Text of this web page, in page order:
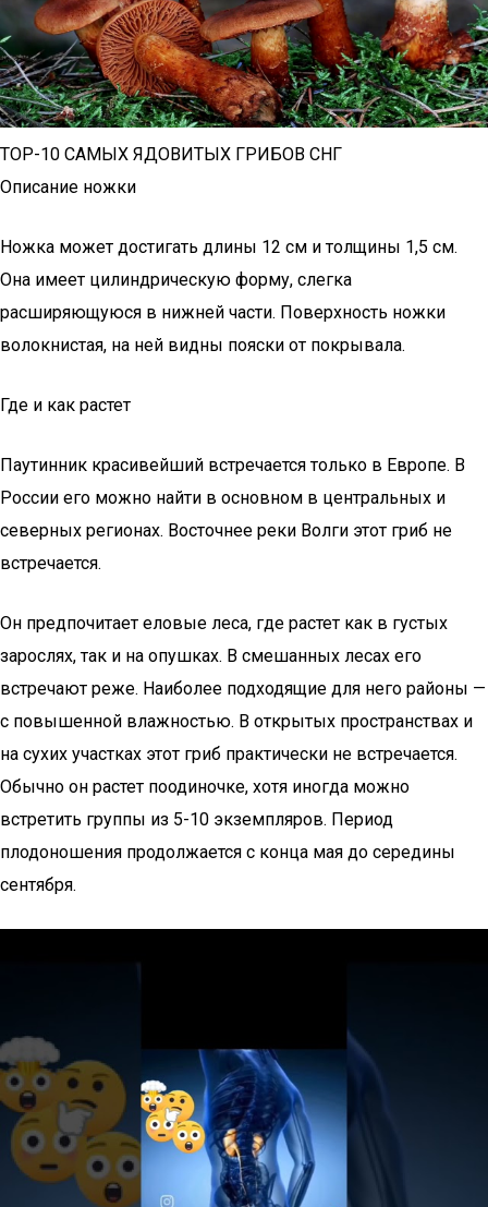
TOP-10 САМЫХ ЯДОВИТЫХ ГРИБОВ СНГ
Описание ножки
Ножка может достигать длины 12 см и толщины 1,5 см.
Она имеет цилиндрическую форму, слегка
расширяющуюся в нижней части. Поверхность ножки
волокнистая, на ней видны пояски от покрывала.
Где и как растет
Паутинник красивейший встречается только в Европе. В
России его можно найти в основном в центральных и
северных регионах. Восточнее реки Волги этот гриб не
встречается.
Он предпочитает еловые леса, где растет как в густых
зарослях, так и на опушках. В смешанных лесах его
встречают реже. Наиболее подходящие для него районы —
с повышенной влажностью. В открытых пространствах и
на сухих участках этот гриб практически не встречается.
Обычно он растет поодиночке, хотя иногда можно
встретить группы из 5-10 экземпляров. Период
плодоношения продолжается с конца мая до середины
сентября.